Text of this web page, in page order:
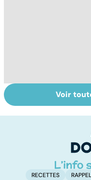
Tout savoir sur
les infections
Voir
RECETTES